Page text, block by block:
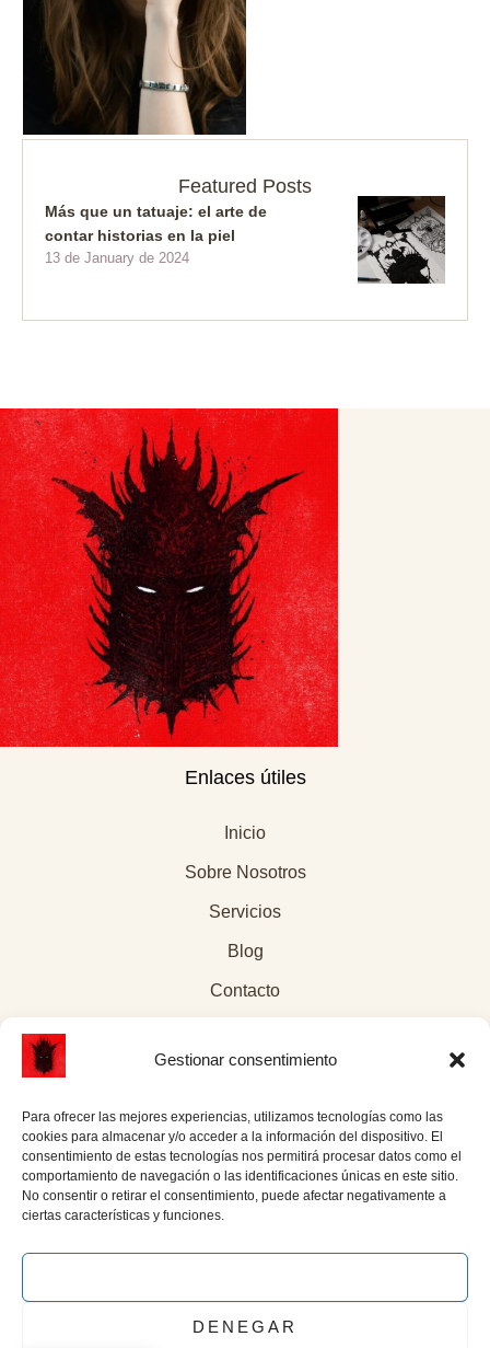
Gestionar consentimiento
Para ofrecer las mejores experiencias, utilizamos tecnologías como las
cookies para almacenar y/o acceder a la información del dispositivo. El
consentimiento de estas tecnologías nos permitirá procesar datos como el
comportamiento de navegación o las identificaciones únicas en este sitio.
No consentir o retirar el consentimiento, puede afectar negativamente a
ciertas características y funciones.
DENEGAR
Featured Posts
Más que un tatuaje: el arte de
contar historias en la piel
13 de January de 2024
Enlaces útiles
Inicio
Sobre Nosotros
Servicios
Blog
Contacto
Páginas legales
Aviso Legal